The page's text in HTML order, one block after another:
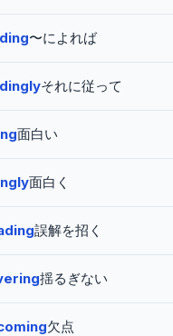
〜によれば
それに従って
面白い
面白く
誤解を招く
揺るぎない
欠点